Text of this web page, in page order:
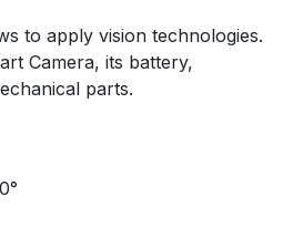
to apply vision technologies.
Camera, its battery,
parts.